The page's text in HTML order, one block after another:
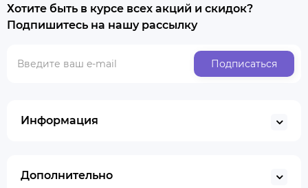
Хотите быть в курсе всех акций и скидок?
Подпишитесь на нашу рассылку
Подписаться
Информация
Дополнительно